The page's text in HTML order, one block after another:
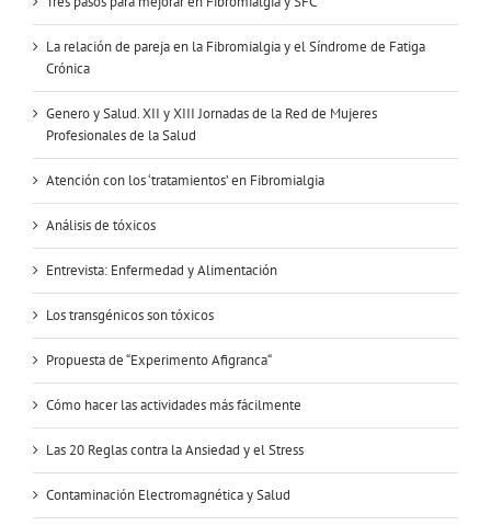
La relación de pareja en la Fibromialgia y el Síndrome de Fatiga
Crónica
Genero y Salud. XII y XIII Jornadas de la Red de Mujeres
Profesionales de la Salud
Atención con los ‘tratamientos’ en Fibromialgia
Análisis de tóxicos
Entrevista: Enfermedad y Alimentación
Los transgénicos son tóxicos
Propuesta de “Experimento Afigranca“
Cómo hacer las actividades más fácilmente
Las 20 Reglas contra la Ansiedad y el Stress
Contaminación Electromagnética y Salud